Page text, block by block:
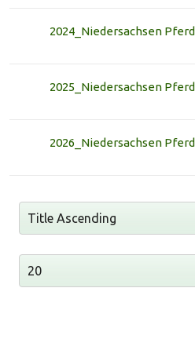
2024_Niedersachsen Pferd
2025_Niedersachsen Pferd
2026_Niedersachsen Pferd